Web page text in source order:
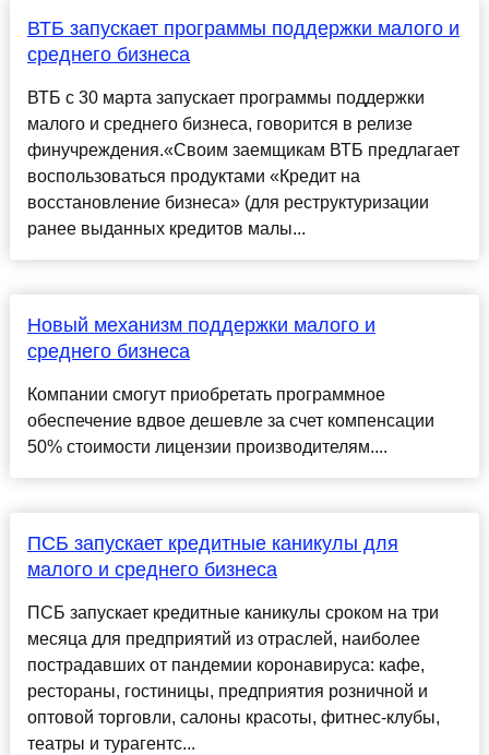
ВТБ запускает программы поддержки малого и
среднего бизнеса
ВТБ с 30 марта запускает программы поддержки
малого и среднего бизнеса, говорится в релизе
финучреждения.«Своим заемщикам ВТБ предлагает
воспользоваться продуктами «Кредит на
восстановление бизнеса» (для реструктуризации
ранее выданных кредитов малы...
Новый механизм поддержки малого и
среднего бизнеса
Компании смогут приобретать программное
обеспечение вдвое дешевле за счет компенсации
50% стоимости лицензии производителям....
ПСБ запускает кредитные каникулы для
малого и среднего бизнеса
ПСБ запускает кредитные каникулы сроком на три
месяца для предприятий из отраслей, наиболее
пострадавших от пандемии коронавируса: кафе,
рестораны, гостиницы, предприятия розничной и
оптовой торговли, салоны красоты, фитнес-клубы,
театры и турагентс...